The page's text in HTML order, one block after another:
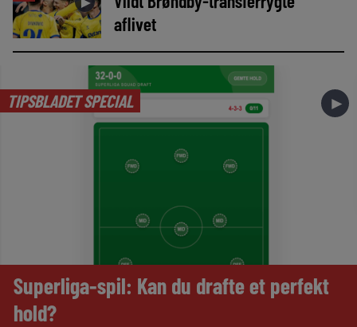
aflivet
TIPSBLADET SPECIAL ►
Superliga-spil: Kan du drafte et perfekt
hold?